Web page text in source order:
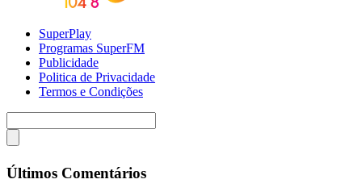
SuperPlay
Programas SuperFM
Publicidade
Politica de Privacidade
Termos e Condições
Últimos Comentários